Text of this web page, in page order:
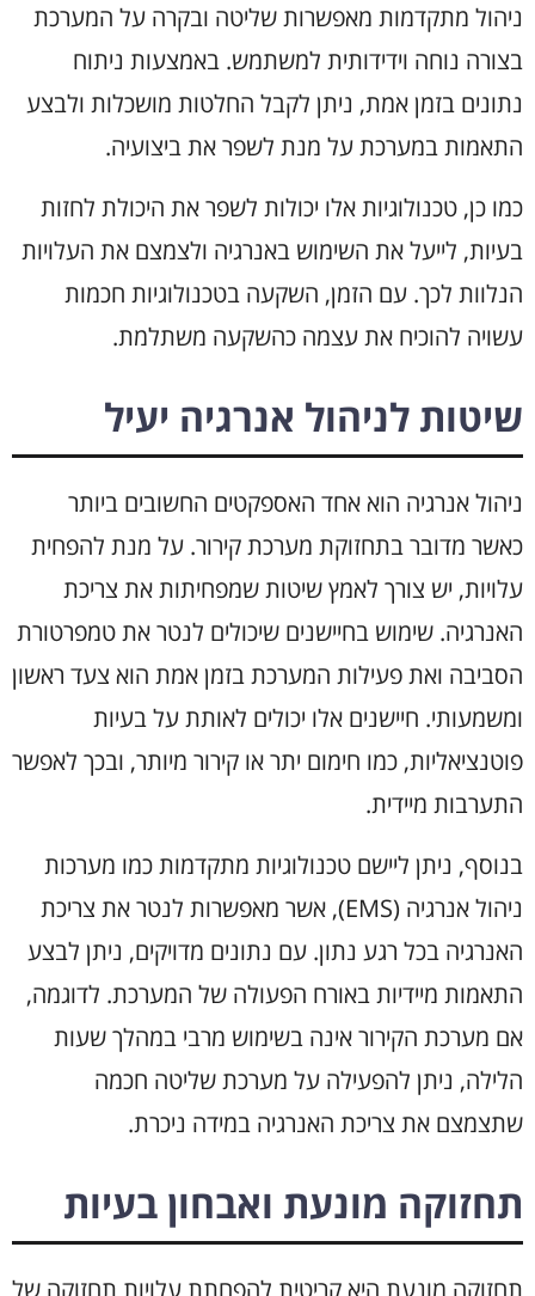
ניהול מתקדמות מאפשרות שליטה ובקרה על המערכת
בצורה נוחה וידידותית למשתמש. באמצעות ניתוח
נתונים בזמן אמת, ניתן לקבל החלטות מושכלות ולבצע
התאמות במערכת על מנת לשפר את ביצועיה.
כמו כן, טכנולוגיות אלו יכולות לשפר את היכולת לחזות
בעיות, לייעל את השימוש באנרגיה ולצמצם את העלויות
הנלוות לכך. עם הזמן, השקעה בטכנולוגיות חכמות
עשויה להוכיח את עצמה כהשקעה משתלמת.
שיטות לניהול אנרגיה יעיל
ניהול אנרגיה הוא אחד האספקטים החשובים ביותר
כאשר מדובר בתחזוקת מערכת קירור. על מנת להפחית
עלויות, יש צורך לאמץ שיטות שמפחיתות את צריכת
האנרגיה. שימוש בחיישנים שיכולים לנטר את טמפרטורת
הסביבה ואת פעילות המערכת בזמן אמת הוא צעד ראשון
ומשמעותי. חיישנים אלו יכולים לאותת על בעיות
פוטנציאליות, כמו חימום יתר או קירור מיותר, ובכך לאפשר
התערבות מיידית.
בנוסף, ניתן ליישם טכנולוגיות מתקדמות כמו מערכות
ניהול אנרגיה (EMS), אשר מאפשרות לנטר את צריכת
האנרגיה בכל רגע נתון. עם נתונים מדויקים, ניתן לבצע
התאמות מיידיות באורח הפעולה של המערכת. לדוגמה,
אם מערכת הקירור אינה בשימוש מרבי במהלך שעות
הלילה, ניתן להפעילה על מערכת שליטה חכמה
שתצמצם את צריכת האנרגיה במידה ניכרת.
תחזוקה מונעת ואבחון בעיות
תחזוקה מונעת היא קריטית להפחתת עלויות תחזוקה של